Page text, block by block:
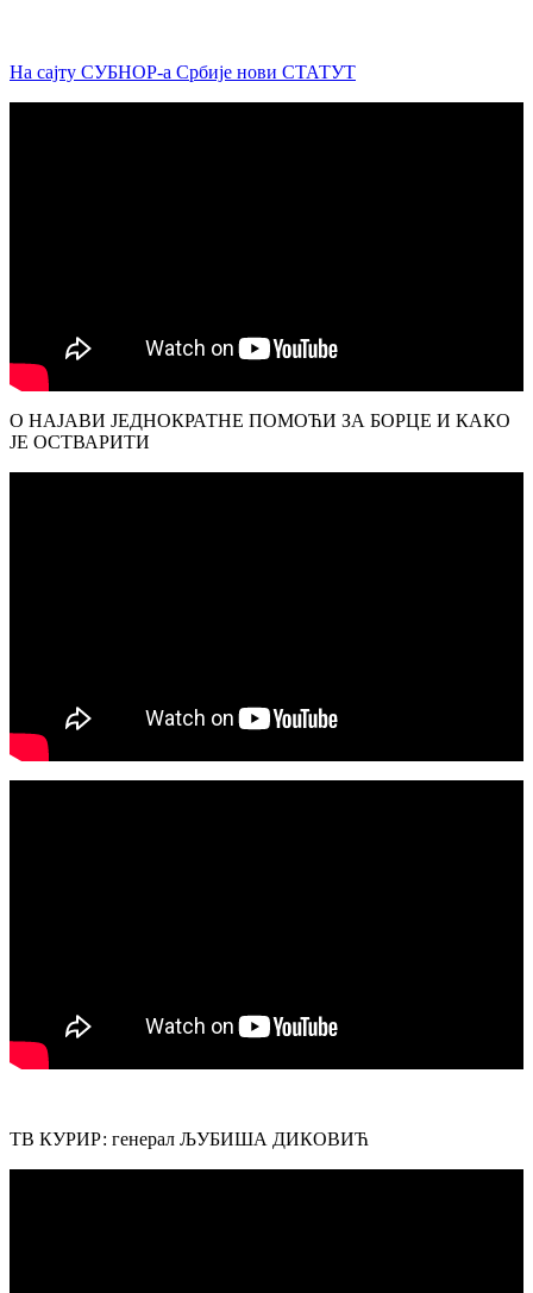
На сајту СУБНОР-а Србије нови СТАТУТ
О НАЈАВИ ЈЕДНОКРАТНЕ ПОМОЋИ ЗА БОРЦЕ И КАКО
ЈЕ ОСТВАРИТИ
ТВ КУРИР: генерал ЉУБИША ДИКОВИЋ